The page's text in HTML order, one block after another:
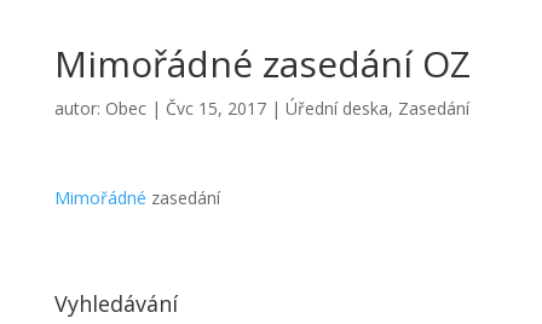
Mimořádné zasedání OZ
autor: Obec| Čvc 15, 2017| Úřední deska, Zasedání
Mimořádné zasedání
Vyhledávání